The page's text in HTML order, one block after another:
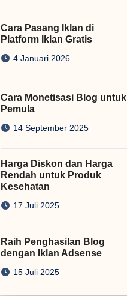
Cara Pasang Iklan di
Platform Iklan Gratis
4 Januari 2026
Cara Monetisasi Blog untuk
Pemula
14 September 2025
Harga Diskon dan Harga
Rendah untuk Produk
Kesehatan
17 Juli 2025
Raih Penghasilan Blog
dengan Iklan Adsense
15 Juli 2025